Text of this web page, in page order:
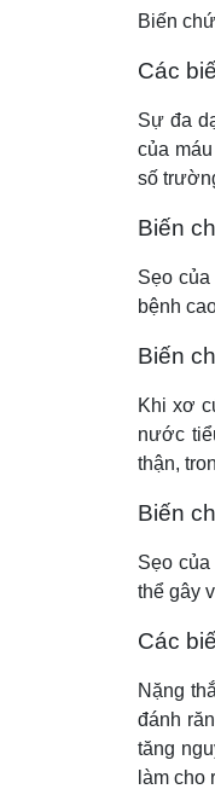
Biến
Các
Sự đa
của
số
Biến
Sẹo
bệnh
Biến
Khi xơ
nước
thận,
Biến
Sẹo
thể gây
Các
Nặng
đánh
tăng
làm cho